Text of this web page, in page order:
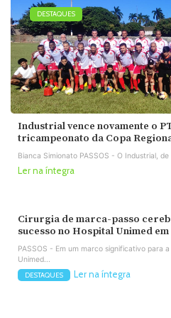
DESTAQUES
Industrial vence novamente o
tricampeonato da Copa
Bianca Simionato PASSOS - O Industrial,
Ler na íntegra
Cirurgia de marca-passo
sucesso no Hospital Unimed em
PASSOS - Em um marco significativo para
Unimed...
DESTAQUES Ler na íntegra